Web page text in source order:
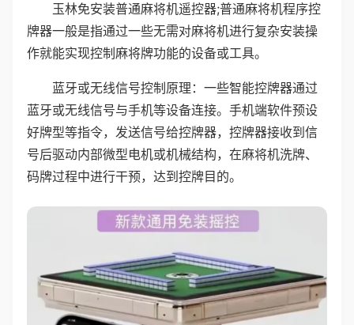
玉林免安装普通麻将机遥控器;普通麻将机程序控
牌器一般是指通过一些无需对麻将机进行复杂安装操
作就能实现控制麻将牌功能的设备或工具。
蓝牙或无线信号控制原理：一些智能控牌器通过
蓝牙或无线信号与手机等设备连接。手机端软件预设
好牌型等指令，发送信号给控牌器，控牌器接收到信
号后驱动内部微型电机或机械结构，在麻将机洗牌、
码牌过程中进行干预，达到控牌目的。